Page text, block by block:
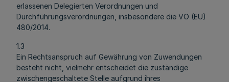
erlassenen Delegierten Verordnungen und
Durchführungsverordnungen, insbesondere die VO (EU)
480/2014.
1.3
Ein Rechtsanspruch auf Gewährung von Zuwendungen
besteht nicht, vielmehr entscheidet die zuständige
zwischengeschaltete Stelle aufgrund ihres